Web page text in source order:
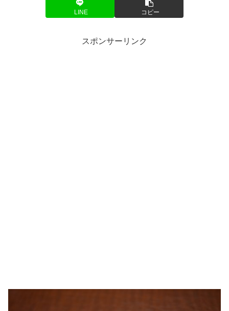
LINE コピー
スポンサーリンク